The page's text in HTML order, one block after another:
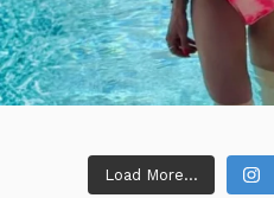
Load More...